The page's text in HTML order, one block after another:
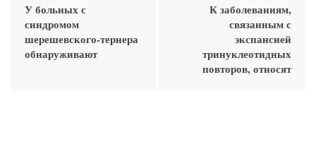
У больных с
синдромом
шерешевского-тернера
обнаруживают
К заболеваниям,
связанным с
экспансией
тринуклеотидных
повторов, относят